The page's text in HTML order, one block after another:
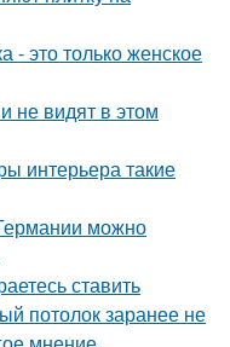
- это только женское
не видят в этом
интерьера такие
можно
ставить
потолок заранее не